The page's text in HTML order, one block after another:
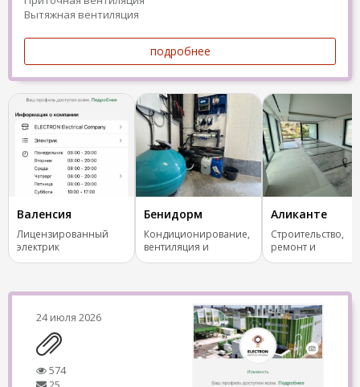
Вытяжная вентиляция
подробнее
Валенсия
Лицензированный
электрик
Бенидорм
Кондиционирование,
вентиляция и
отопление.
Аликанте
Строительство,
ремонт и
реконструкция.
24 июля 2026
574